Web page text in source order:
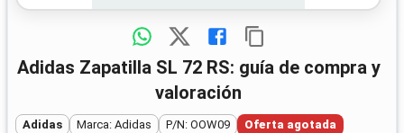
Adidas Zapatilla SL 72 RS: guía de compra y
valoración
Adidas Marca: Adidas P/N: OOW09 Oferta agotada